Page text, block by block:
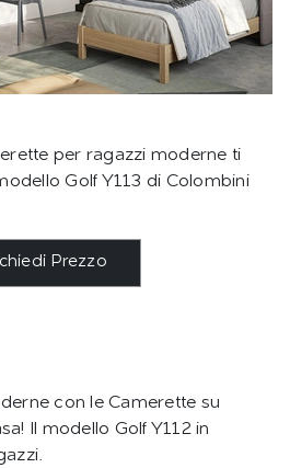
per ragazzi moderne ti
Golf Y113 di Colombini
Prezzo
con le Camerette su
Il modello Golf Y112 in